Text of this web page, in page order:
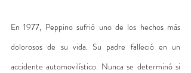
En 1977, Peppino sufrió uno de los hechos más
dolorosos de su vida. Su padre falleció en un
accidente automovilístico. Nunca se determinó si